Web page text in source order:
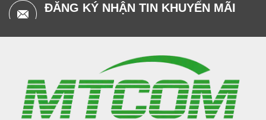
ĐĂNG KÝ NHẬN TIN KHUYẾN MÃI